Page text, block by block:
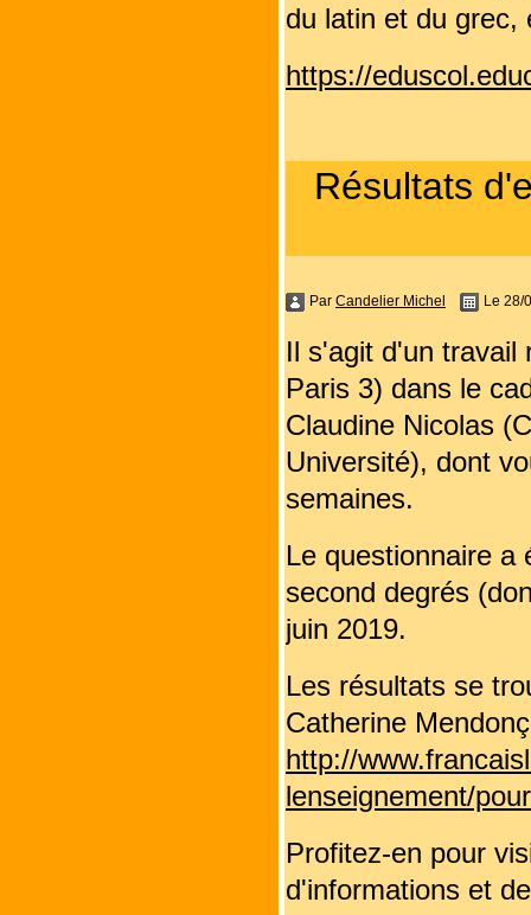
du latin et du grec,
https://
Résultats
Par Candelier Michel Le
Il s'agit d'un travail
Paris 3) dans le
Claudine Nicolas
Université), dont
semaines.
Le questionnaire a
second degrés
juin 2019.
Les résultats se
Catherine
http://
lenseignement/
Profitez-en pour
d'informations et